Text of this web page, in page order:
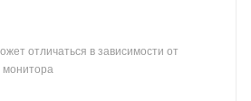
отличаться в зависимости от
монитора